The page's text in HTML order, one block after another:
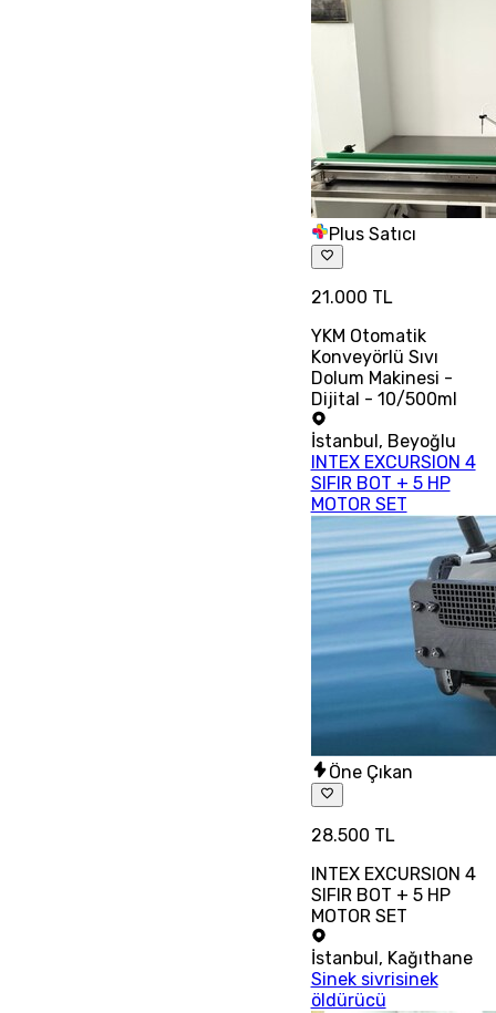
Plus Satıcı
21.000 TL
YKM Otomatik
Konveyörlü Sıvı
Dolum Makinesi -
Dijital - 10/500ml
İstanbul, Beyoğlu
INTEX EXCURSION 4
SIFIR BOT + 5 HP
MOTOR SET
Öne Çıkan
28.500 TL
INTEX EXCURSION 4
SIFIR BOT + 5 HP
MOTOR SET
İstanbul , Kağıthane
Sinek sivrisinek
öldürücü